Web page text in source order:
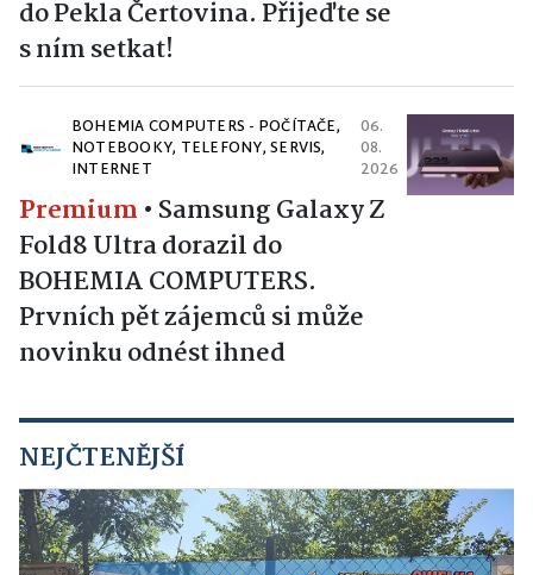
do Pekla Čertovina. Přijeďte se
s ním setkat!
BOHEMIA COMPUTERS - POČÍTAČE,
NOTEBOOKY, TELEFONY, SERVIS,
INTERNET
06.
08.
2026
Premium • Samsung Galaxy Z
Fold8 Ultra dorazil do
BOHEMIA COMPUTERS.
Prvních pět zájemců si může
novinku odnést ihned
NEJČTENĚJŠÍ